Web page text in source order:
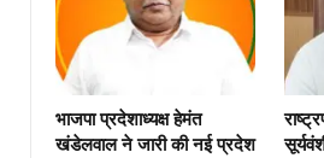
भाजपा प्रदेशाध्यक्ष हेमंत
खंडेलवाल ने जारी की नई प्रदेश